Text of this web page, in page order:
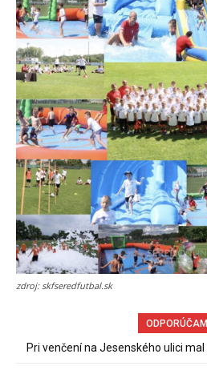
zdroj: skfseredfutbal.sk
Sereď niekedy bola mestom s